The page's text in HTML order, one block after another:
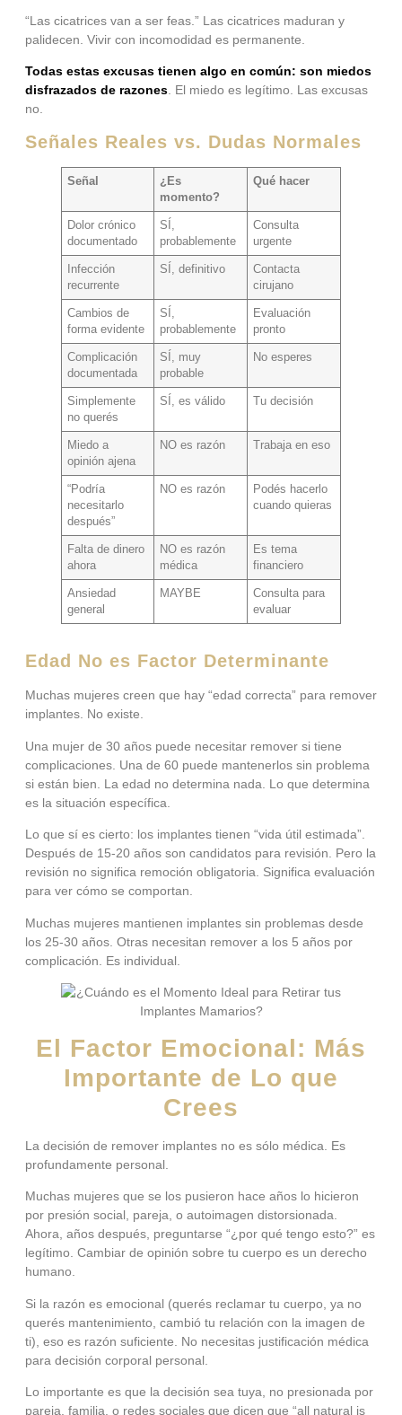
“Las cicatrices van a ser feas.” Las cicatrices maduran y
palidecen. Vivir con incomodidad es permanente.
Todas estas excusas tienen algo en común: son miedos
disfrazados de razones . El miedo es legítimo. Las excusas
no.
Señales Reales vs. Dudas Normales
Señal
¿Es
momento?
Qué hacer
Dolor crónico
documentado
SÍ,
probablemente
Consulta
urgente
Infección
recurrente
SÍ, definitivo
Contacta
cirujano
Cambios de
forma evidente
SÍ,
probablemente
Evaluación
pronto
Complicación
documentada
SÍ, muy
probable
No esperes
Simplemente
no querés
SÍ, es válido Tu decisión
Miedo a
opinión ajena
NO es razón Trabaja en eso
“Podría
necesitarlo
después”
NO es razón
Podés hacerlo
cuando quieras
Falta de dinero
ahora
NO es razón
médica
Es tema
financiero
Ansiedad
general
MAYBE
Consulta para
evaluar
Edad No es Factor Determinante
Muchas mujeres creen que hay “edad correcta” para remover
implantes. No existe.
Una mujer de 30 años puede necesitar remover si tiene
complicaciones. Una de 60 puede mantenerlos sin problema
si están bien. La edad no determina nada. Lo que determina
es la situación específica.
Lo que sí es cierto: los implantes tienen “vida útil estimada”.
Después de 15-20 años son candidatos para revisión. Pero la
revisión no significa remoción obligatoria. Significa evaluación
para ver cómo se comportan.
Muchas mujeres mantienen implantes sin problemas desde
los 25-30 años. Otras necesitan remover a los 5 años por
complicación. Es individual.
El Factor Emocional: Más
Importante de Lo que
Crees
La decisión de remover implantes no es sólo médica. Es
profundamente personal.
Muchas mujeres que se los pusieron hace años lo hicieron
por presión social, pareja, o autoimagen distorsionada.
Ahora, años después, preguntarse “¿por qué tengo esto?” es
legítimo. Cambiar de opinión sobre tu cuerpo es un derecho
humano.
Si la razón es emocional (querés reclamar tu cuerpo, ya no
querés mantenimiento, cambió tu relación con la imagen de
ti), eso es razón suficiente. No necesitas justificación médica
para decisión corporal personal.
Lo importante es que la decisión sea tuya, no presionada por
pareja, familia, o redes sociales que dicen que “all natural is